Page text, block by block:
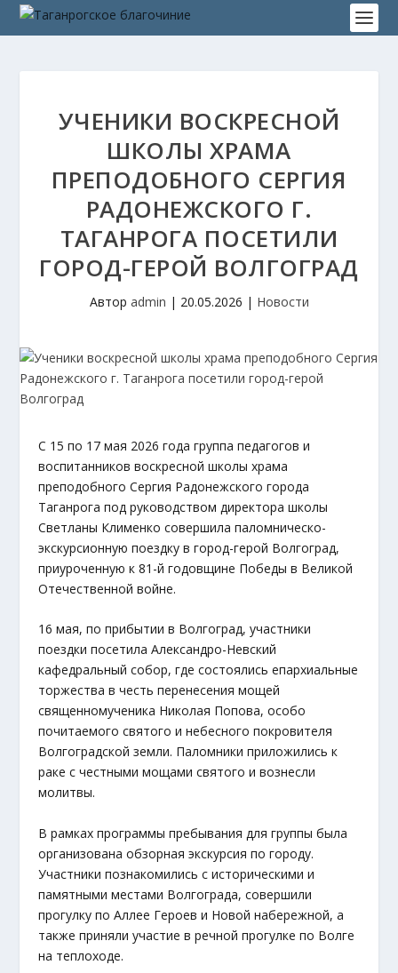
УЧЕНИКИ ВОСКРЕСНОЙ
ШКОЛЫ ХРАМА
ПРЕПОДОБНОГО СЕРГИЯ
РАДОНЕЖСКОГО Г.
ТАГАНРОГА ПОСЕТИЛИ
ГОРОД-ГЕРОЙ ВОЛГОГРАД
Автор admin | 20.05.2026 | Новости
С 15 по 17 мая 2026 года группа педагогов и
воспитанников воскресной школы храма
преподобного Сергия Радонежского города
Таганрога под руководством директора школы
Светланы Клименко совершила паломническо-
экскурсионную поездку в город-герой Волгоград,
приуроченную к 81-й годовщине Победы в Великой
Отечественной войне.
16 мая, по прибытии в Волгоград, участники
поездки посетила Александро-Невский
кафедральный собор, где состоялись епархиальные
торжества в честь перенесения мощей
священномученика Николая Попова, особо
почитаемого святого и небесного покровителя
Волгоградской земли. Паломники приложились к
раке с честными мощами святого и вознесли
молитвы.
В рамках программы пребывания для группы была
организована обзорная экскурсия по городу.
Участники познакомились с историческими и
памятными местами Волгограда, совершили
прогулку по Аллее Героев и Новой набережной, а
также приняли участие в речной прогулке по Волге
на теплоходе.